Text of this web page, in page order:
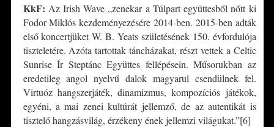
KkF: Az Irish Wave „zenekar a Túlpart együttesből nőtt ki
Fodor Miklós kezdeményezésére 2014-ben. 2015-ben adták
első koncertjüket W. B. Yeats születésének 150. évfordulója
tiszteletére. Azóta tartottak táncházakat, részt vettek a Celtic
Sunrise Ír Steptánc Együttes fellépésein. Műsorukban az
eredetileg angol nyelvű dalok magyarul csendülnek fel.
Virtuóz hangszerjáték, dinamizmus, kompozíciós játékok,
egyéni, a mai zenei kultúrát jellemző, de az autentikát is
tisztelő hangzásvilág, érzékeny ének jellemzi világukat.”[6]